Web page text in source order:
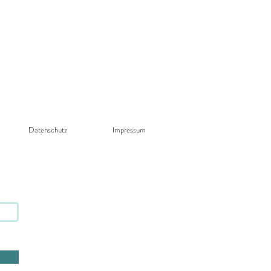
Datenschutz​ Impressum